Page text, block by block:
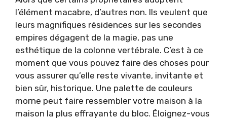
l’élément macabre, d’autres non. Ils veulent que
leurs magnifiques résidences sur les secondes
empires dégagent de la magie, pas une
esthétique de la colonne vertébrale. C’est à ce
moment que vous pouvez faire des choses pour
vous assurer qu’elle reste vivante, invitante et
bien sûr, historique. Une palette de couleurs
morne peut faire ressembler votre maison à la
maison la plus effrayante du bloc. Éloignez-vous